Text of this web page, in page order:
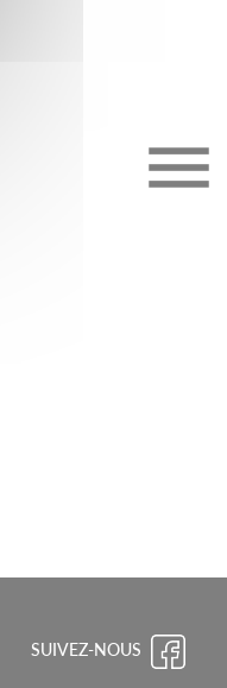
SUIVEZ-NOUS